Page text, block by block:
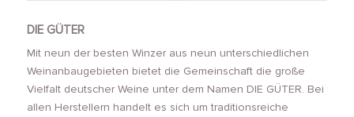
DIE GÜTER
Mit neun der besten Winzer aus neun unterschiedlichen
Weinanbaugebieten bietet die Gemeinschaft die große
Vielfalt deutscher Weine unter dem Namen DIE GÜTER. Bei
allen Herstellern handelt es sich um traditionsreiche